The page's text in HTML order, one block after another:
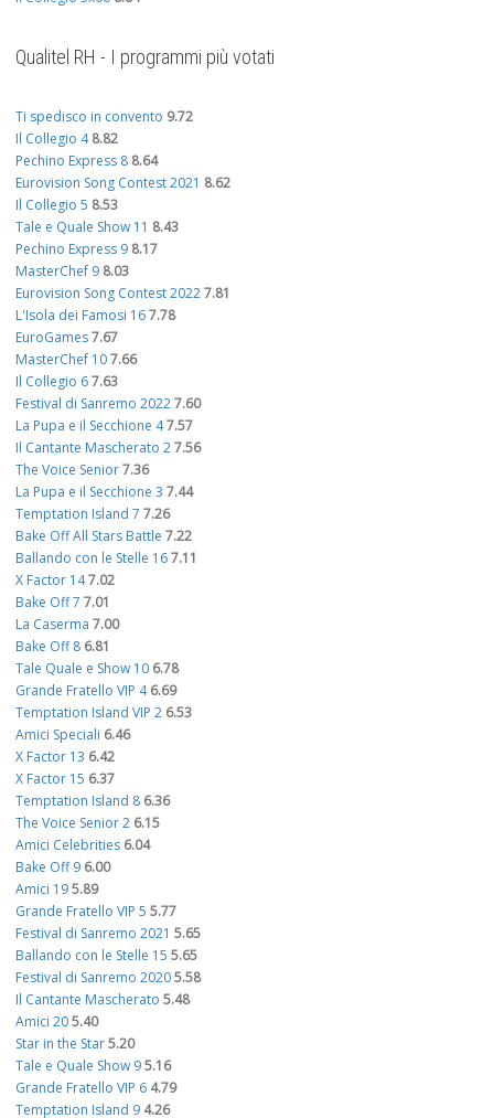
Qualitel RH - I programmi più votati
Ti spedisco in convento 9.72
Il Collegio 4 8.82
Pechino Express 8 8.64
Eurovision Song Contest 2021 8.62
Il Collegio 5 8.53
Tale e Quale Show 11 8.43
Pechino Express 9 8.17
MasterChef 9 8.03
Eurovision Song Contest 20227.81
L'Isola dei Famosi 167.78
EuroGames7.67
MasterChef 107.66
Il Collegio 67.63
Festival di Sanremo 20227.60
La Pupa e il Secchione 47.57
Il Cantante Mascherato 27.56
The Voice Senior7.36
La Pupa e il Secchione 3 7.44
Temptation Island 7 7.26
Bake Off All Stars Battle 7.22
Ballando con le Stelle 167.11
X Factor 147.02
Bake Off 7 7.01
La Caserma 7.00
Bake Off 8 6.81
Tale Quale e Show 10 6.78
Grande Fratello VIP 4 6.69
Temptation Island VIP 2 6.53
Amici Speciali 6.46
X Factor 13 6.42
X Factor 15 6.37
Temptation Island 8 6.36
The Voice Senior 2 6.15
Amici Celebrities 6.04
Bake Off 9 6.00
Amici 195.89
Grande Fratello VIP 5 5.77
Festival di Sanremo 2021 5.65
Ballando con le Stelle 15 5.65
Festival di Sanremo 20205.58
Il Cantante Mascherato 5.48
Amici 205.40
Star in the Star5.20
Tale e Quale Show 95.16
Grande Fratello VIP 6 4.79
Temptation Island 9 4.26